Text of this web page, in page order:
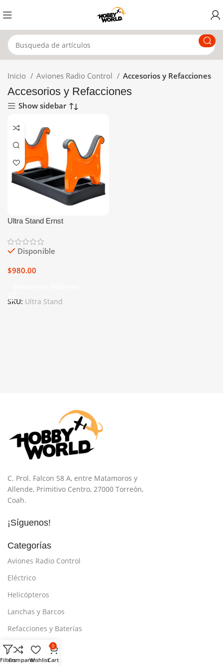
Inicio Aviones Radio Control Accesorios y Refacciones
Accesorios y Refacciones
Show sidebar
Ultra Stand Ernst
Disponible
$980.00
SKU: Ultra Stand
C. Prol. Falcon 58 A, entre Matamoros y
Allende, Primitivo Centro, 27000 Torreón,
Coah.
¡Síguenos!
Categorías
Aviones Radio Control
Eléctrico
Helicópteros
Lanchas y Barcos
Refacciones y Baterías
Traxxas
FiltersCompararWishlist
0
Cart